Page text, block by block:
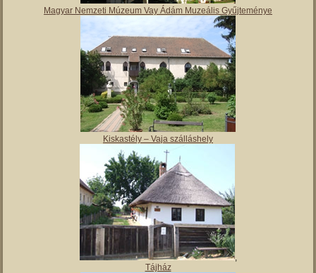
Magyar Nemzeti Múzeum Vay Ádám Muzeális Gyűjteménye
Kiskastély – Vaja szálláshely
,
Tájház